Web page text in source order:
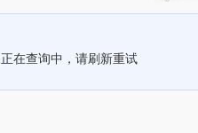
正在查询中，请刷新重试